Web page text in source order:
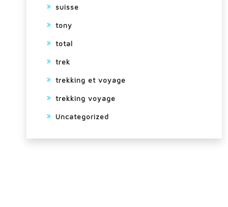
suisse
tony
total
trek
trekking et voyage
trekking voyage
Uncategorized